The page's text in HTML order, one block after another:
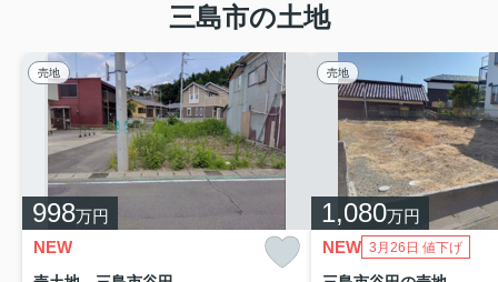
三島市の土地
売地
998万円
NEW
売地
1,080万円
NEW 3月26日 値下げ